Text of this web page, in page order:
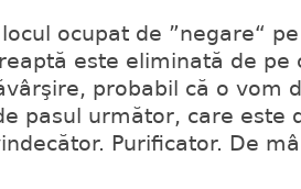
ocupat de ”negare“
este eliminată de pe
probabil că o vom
pasul următor, care este
Purificator. De